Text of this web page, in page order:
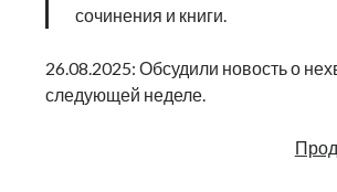
сочинения и книги.
26.08.2025: Обсудили новость о
следующей неделе.